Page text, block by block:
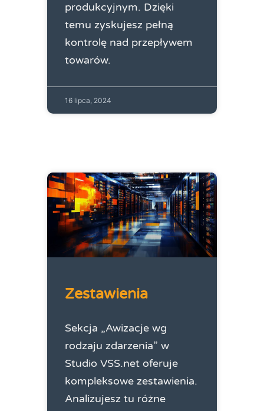
produkcyjnym. Dzięki
temu zyskujesz pełną
kontrolę nad przepływem
towarów.
16 lipca, 2024
Zestawienia
Sekcja „Awizacje wg
rodzaju zdarzenia” w
Studio VSS.net oferuje
kompleksowe zestawienia.
Analizujesz tu różne